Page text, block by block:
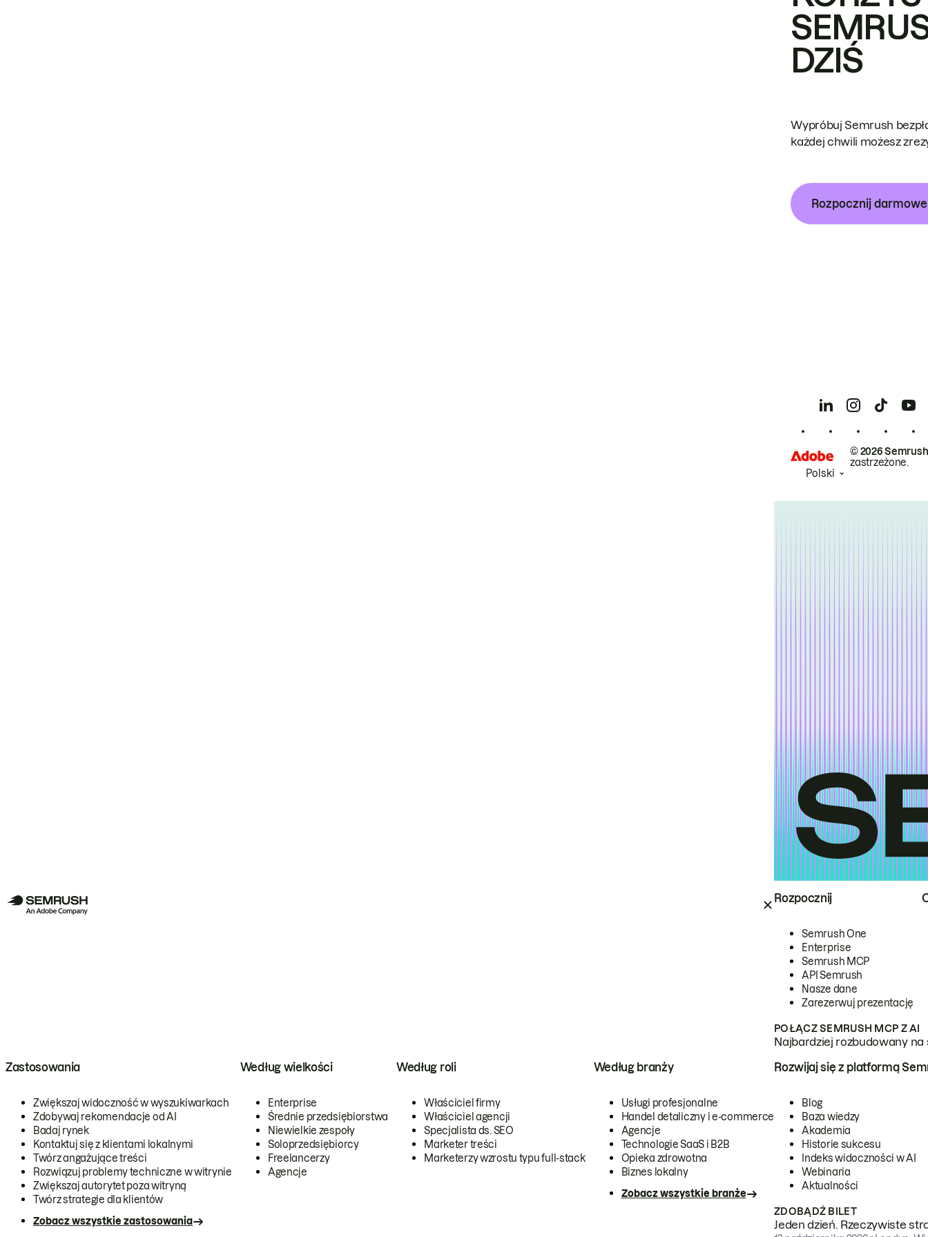
Rozpocznij
Semrush One
Enterprise
Semrush MCP
API Semrush
Nasze dane
Zarezerwuj prezentację
POŁĄCZ SEMRUSH MCP Z AI
Najbardziej rozbudowany
Zastosowania
Zwiększaj widoczność w wyszukiwarkach
Zdobywaj rekomendacje od AI
Badaj rynek
Kontaktuj się z klientami lokalnymi
Twórz angażujące treści
Rozwiązuj problemy techniczne w witrynie
Zwiększaj autorytet poza witryną
Twórz strategie dla klientów
Zobacz wszystkie zastosowania
Według wielkości
Enterprise
Średnie przedsiębiorstwa
Niewielkie zespoły
Soloprzedsiębiorcy
Freelancerzy
Agencje
Według roli
Właściciel firmy
Właściciel agencji
Specjalista ds. SEO
Marketer treści
Marketerzy wzrostu typu full-stack
Według branży
Usługi profesjonalne
Handel detaliczny i e-commerce
Agencje
Technologie SaaS i B2B
Opieka zdrowotna
Biznes lokalny
Zobacz wszystkie branże
Rozwijaj się z platformą
Blog
Baza wiedzy
Akademia
Historie sukcesu
Indeks widoczności w AI
Webinaria
Aktualności
ZDOBĄDŹ BILET
Jeden dzień. Rzeczywiste
DZIŚ
Wypróbuj Semrush
każdej chwili możesz
Rozpocznij
© 2026
zastrzeżone.
Polski